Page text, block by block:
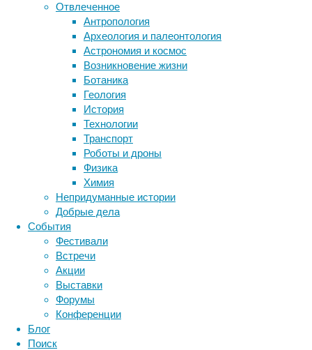
Отвлеченное
Антропология
Археология и палеонтология
Астрономия и космос
Возникновение жизни
Ботаника
Геология
История
Технологии
Транспорт
Роботы и дроны
Физика
Химия
Непридуманные истории
Добрые дела
События
Фестивали
Встречи
Акции
Выставки
Форумы
Конференции
Блог
Поиск
Результаты
работы,
опубликованные
журнале
Molecular
Psychiatry,
открывают
новые
возможности
для
ранней
профилактики
деменции
и
болезни
Паркинсона.
В
основе
ДНК бактерии
биотехнология
генетика дети животные
здоровье знания иммунитет
инструменты и методы
исследования
лекарства медицина
мозг наука неврология
нейробиология
нейрофизиология
онкология
поведение
сон социальные проблемы
физиология
эмоции